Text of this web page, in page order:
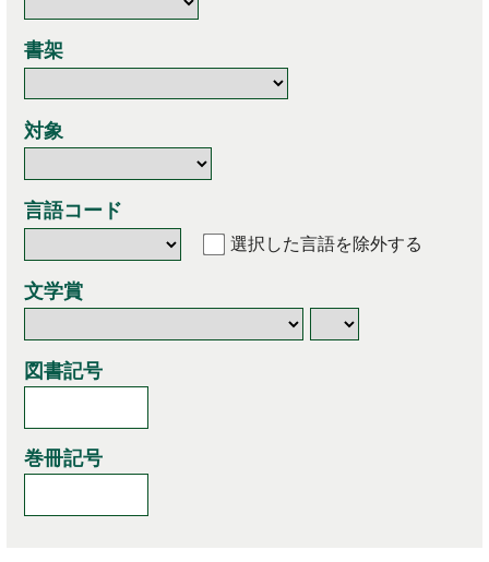
書架
対象
言語コード
選択した言語を除外する
文学賞
図書記号
巻冊記号